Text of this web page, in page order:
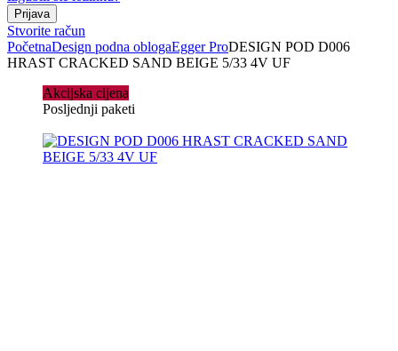
Stvorite račun
PočetnaDesign podna oblogaEgger ProDESIGN POD D006
HRAST CRACKED SAND BEIGE 5/33 4V UF
Akcijska cijena
Posljednji paketi